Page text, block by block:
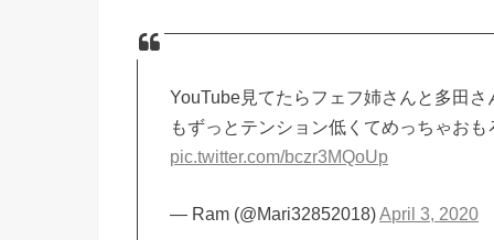
YouTube見てたらフェフ姉さんと多田
もずっとテンション低くてめっちゃお
pic.twitter.com/bczr3MQoUp
— Ram (@Mari32852018)April 3, 2020